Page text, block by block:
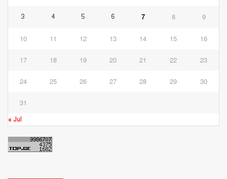
3 4 5 6 7 8 9
10 11 12 13 14 15 16
17 18 19 20 21 22 23
24 25 26 27 28 29 30
31
« Jul